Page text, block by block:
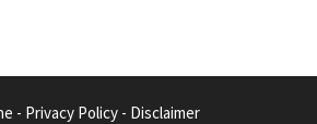
- Privacy Policy - Disclaimer